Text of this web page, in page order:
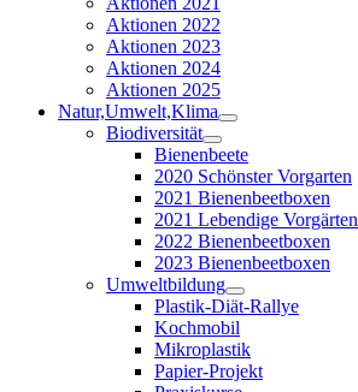
Aktionen 2022
Aktionen 2023
Aktionen 2024
Aktionen 2025
Natur,Umwelt,Klima
Biodiversität
Bienenbeete
2020 Schönster Vorgarten
2021 Bienenbeetboxen
2021 Lebendige Vorgärten
2022 Bienenbeetboxen
2023 Bienenbeetboxen
Umweltbildung
Plastik-Diät-Rallye
Kochmobil
Mikroplastik
Papier-Projekt